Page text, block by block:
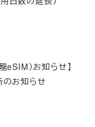
eSIM）お知らせ】
お知らせ